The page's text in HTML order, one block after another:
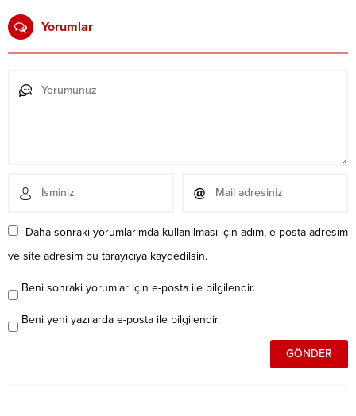
Yorumlar
Daha sonraki yorumlarımda kullanılması için adım, e-posta adresim
ve site adresim bu tarayıcıya kaydedilsin.
Beni sonraki yorumlar için e-posta ile bilgilendir.
Beni yeni yazılarda e-posta ile bilgilendir.